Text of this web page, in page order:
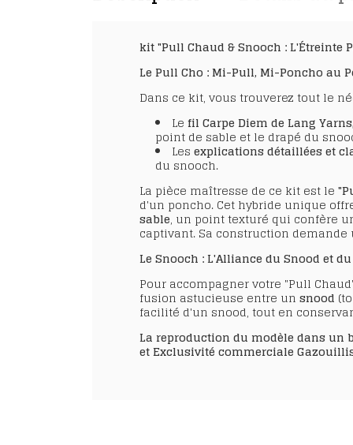
kit "Pull Chaud & Snooch : L'Étreinte
Le Pull Cho : Mi-Pull, Mi-Poncho au
Dans ce kit, vous trouverez tout le
Le fil Carpe Diem de Lang
point de sable et le drapé du
Les explications détaillées et
du snooch.
La pièce maîtresse de ce kit est le
d'un poncho. Cet hybride unique
sable, un point texturé qui confère
captivant. Sa construction
Le Snooch : L'Alliance du Snood et
Pour accompagner votre "Pull
fusion astucieuse entre un snood
facilité d'un snood, tout en
La reproduction du modèle dans un
et Exclusivité commerciale